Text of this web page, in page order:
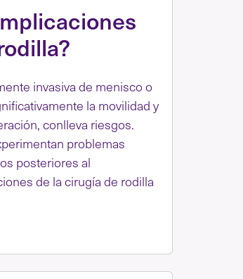
invasiva de menisco o
la movilidad y
conlleva riesgos.
problemas
posteriores al
de la cirugía de rodilla